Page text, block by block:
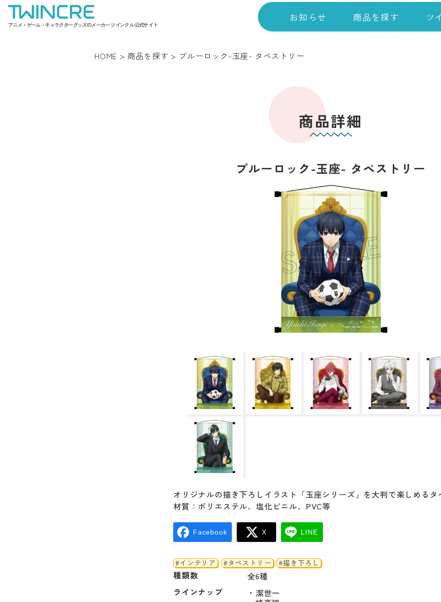
アニメ・ゲーム・キャラクターグッズのメーカー ツインクル 公式サイト
お知らせ 商品を探す ツ
HOME > 商品を探す > ブルーロック-玉座- タペストリー
商品詳細
ブルーロック-玉座- タペストリー
オリジナルの描き下ろしイラスト「玉座シリーズ」を大判で楽しめるタ
材質：ポリエステル、塩化ビニル、PVC等
Facebook X LINE
#インテリア #タペストリー #描き下ろし
種類数
全6種
ラインナップ
・潔世一